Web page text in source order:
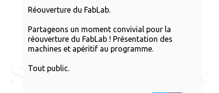
Réouverture du FabLab.
Partageons un moment convivial pour la
réouverture du FabLab ! Présentation des
machines et apéritif au programme.
Tout public.